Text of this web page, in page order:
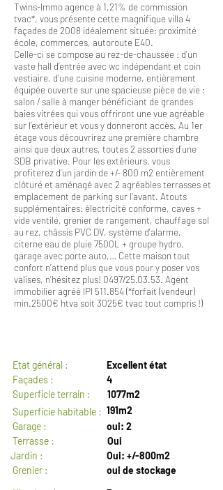
Twins-Immo agence à 1,21% de commission
tvac*, vous présente cette magnifique villa 4
façades de 2008 idéalement située: proximité
école, commerces, autoroute E40.
Celle-ci se compose au rez-de-chaussée : d’un
vaste hall d’entrée avec wc indépendant et coin
vestiaire, d’une cuisine moderne, entièrement
équipée ouverte sur une spacieuse pièce de vie :
salon / salle à manger bénéficiant de grandes
baies vitrées qui vous offriront une vue agréable
sur l’extérieur et vous y donneront accès. Au 1er
étage vous découvrirez une première chambre
ainsi que deux autres, toutes 2 assorties d’une
SDB privative. Pour les extérieurs, vous
profiterez d’un jardin de +/- 800 m2 entièrement
clôturé et aménagé avec 2 agréables terrasses et
emplacement de parking sur l’avant. Atouts
supplémentaires: électricité conforme, caves +
vide ventilé, grenier de rangement, chauffage sol
au rez, châssis PVC DV, système d’alarme,
citerne eau de pluie 7500L + groupe hydro,
garage avec porte auto,… Cette maison tout
confort n’attend plus que vous pour y poser vos
valises, n’hésitez plus! 0497/25.03.53. Agent
immobilier agréé IPI 511.854 (*forfait (vendeur)
min.2500€ htva soit 3025€ tvac tout compris !)
Etat général :
Excellent état
Façades :
4
Superficie terrain :
1077m2
Superficie habitable : 191m2
Garage :
oui: 2
Terrasse :
Oui
Jardin :
Oui: +/-800m2
Grenier :
oui de stockage